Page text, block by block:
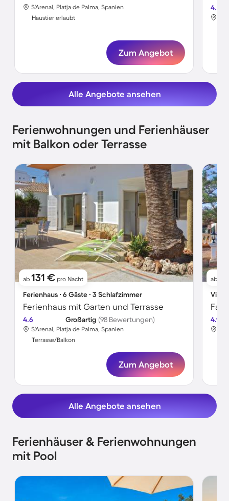
S'Arenal, Platja de Palma, Spanien
Haustier erlaubt
Zum Angebot
4.8
Alle Angebote ansehen
Ferienwohnungen und Ferienhäuser
mit Balkon oder Terrasse
ab 131 € pro Nacht
Ferienhaus ∙ 6 Gäste ∙ 3 Schlafzimmer
Ferienhaus mit Garten und Terrasse
4.6 Großartig (98 Bewertungen)
S'Arenal, Platja de Palma, Spanien
Terrasse/Balkon
Zum Angebot
ab
Villa
4.9
Alle Angebote ansehen
Ferienhäuser & Ferienwohnungen
mit Pool